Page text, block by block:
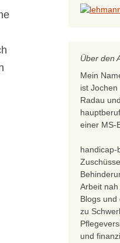
Über den
Mein
ist Jochen
Radau
einer MS-
handicap-
Arbeit
Blogs und
zu
und